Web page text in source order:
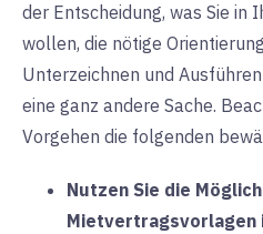
der Entscheidung, was Sie in
wollen, die nötige
Unterzeichnen und
eine ganz andere Sache.
Vorgehen die folgenden
Nutzen Sie die
Mietvertragsvorlagen